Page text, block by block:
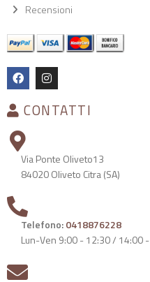
Recensioni
CONTATTI
Via Ponte Oliveto13
84020 Oliveto Citra (SA)
Telefono:0418876228
Lun-Ven 9:00 - 12:30 / 14:00